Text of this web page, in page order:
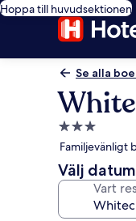
Hoppa till huvudsektionen
Se alla
3.0-
stjärnigt
boende
Familjevänligt
Välj
Vart